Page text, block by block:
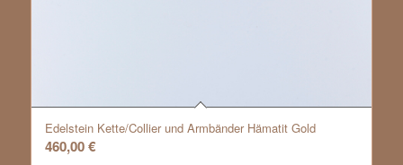
Edelstein Kette/Collier und Armbänder Hämatit Gold
460,00€